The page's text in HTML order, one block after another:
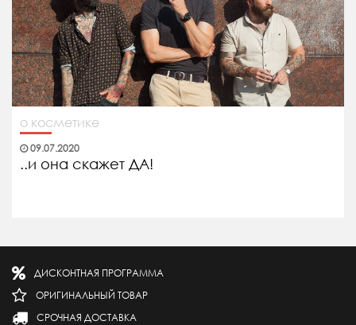
о косметике
09.07.2020
..и она скажет ДА!
ДИСКОНТНАЯ ПРОГРАММА
ОРИГИНАЛЬНЫЙ ТОВАР
СРОЧНАЯ ДОСТАВКА